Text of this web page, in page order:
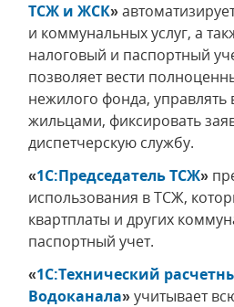
ТСЖ и ЖСК»
и коммунальных услуг, а
налоговый и паспортный
позволяет вести
нежилого фонда, управлять
жильцами, фиксировать
диспетчерскую службу.
«1С:Председатель ТСЖ»
использования в ТСЖ,
квартплаты и других
паспортный учет.
«1С:Технический
Водоканала»учитывает